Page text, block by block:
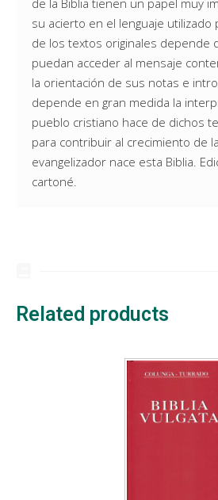
de la Biblia tienen un papel muy
su acierto en el lenguaje utilizado
de los textos originales depende
puedan acceder al mensaje
la orientación de sus notas e
depende en gran medida la
pueblo cristiano hace de dichos
para contribuir al crecimiento de
evangelizador nace esta Biblia.
cartoné.
Related products